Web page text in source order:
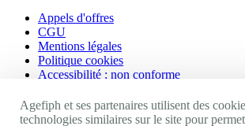
Appels d'offres
CGU
Mentions légales
Politique cookies
Accessibilité : non conforme
Nos autres sites
Agefiph et ses partenaires utilisent des
technologies similaires sur le site pour